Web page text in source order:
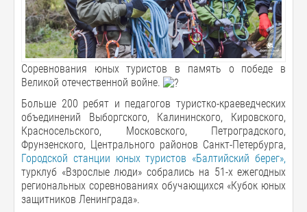
Соревнования юных туристов в память о победе в
Великой отечественной войне.
Больше 200 ребят и педагогов туристко-краеведческих
объединений Выборгского, Калининского, Кировского,
Красносельского, Московского, Петроградского,
Фрунзенского, Центрального районов Санкт-Петербурга,
Городской станции юных туристов «Балтийский берег»,
турклуб «Взрослые люди» собрались на 51-х ежегодных
региональных соревнованиях обучающихся «Кубок юных
защитников Ленинграда».